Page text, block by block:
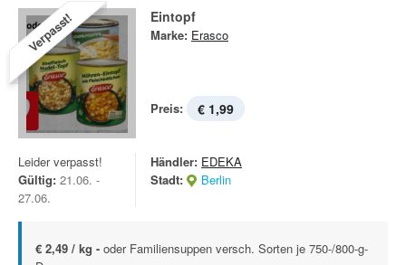
Verpasst! Eintopf
Marke: Erasco
Preis: € 1,99
Leider verpasst!
Gültig: 21.06. -
27.06.
Händler: EDEKA
Stadt:
Berlin
€ 2,49 / kg - oder Familiensuppen versch. Sorten je 750-/800-g-